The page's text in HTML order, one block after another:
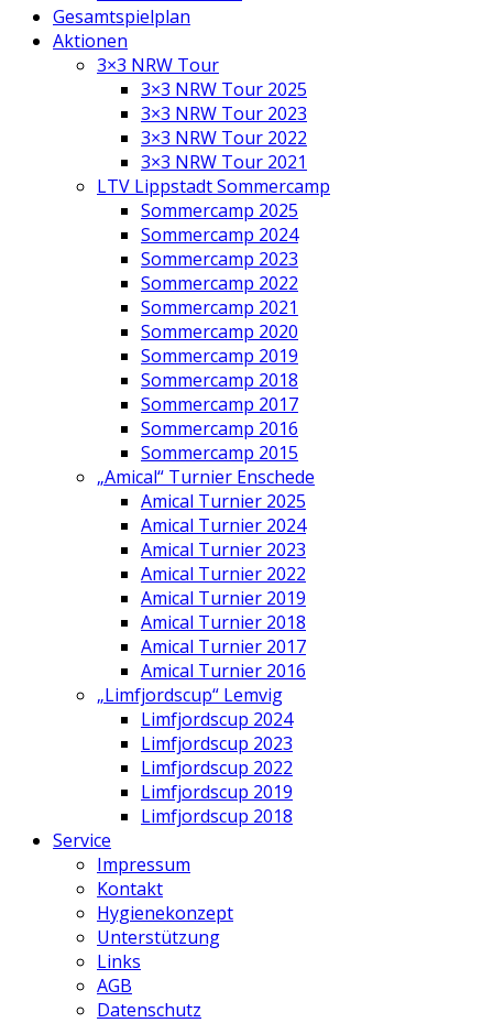
Gesamtspielplan
Aktionen
3×3 NRW Tour
3×3 NRW Tour 2025
3×3 NRW Tour 2023
3×3 NRW Tour 2022
3×3 NRW Tour 2021
LTV Lippstadt Sommercamp
Sommercamp 2025
Sommercamp 2024
Sommercamp 2023
Sommercamp 2022
Sommercamp 2021
Sommercamp 2020
Sommercamp 2019
Sommercamp 2018
Sommercamp 2017
Sommercamp 2016
Sommercamp 2015
„Amical“ Turnier Enschede
Amical Turnier 2025
Amical Turnier 2024
Amical Turnier 2023
Amical Turnier 2022
Amical Turnier 2019
Amical Turnier 2018
Amical Turnier 2017
Amical Turnier 2016
„Limfjordscup“ Lemvig
Limfjordscup 2024
Limfjordscup 2023
Limfjordscup 2022
Limfjordscup 2019
Limfjordscup 2018
Service
Impressum
Kontakt
Hygienekonzept
Unterstützung
Links
AGB
Datenschutz